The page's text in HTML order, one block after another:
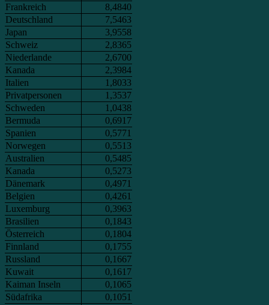
Frankreich
8,4840
Deutschland
7,5463
Japan
3,9558
Schweiz
2,8365
Niederlande
2,6700
Kanada
2,3984
Italien
1,8033
Privatpersonen
1,3537
Schweden
1,0438
Bermuda
0,6917
Spanien
0,5771
Norwegen
0,5513
Australien
0,5485
Kanada
0,5273
Dänemark
0,4971
Belgien
0,4261
Luxemburg
0,3963
Brasilien
0,1843
Österreich
0,1804
Finnland
0,1755
Russland
0,1667
Kuwait
0,1617
Kaiman Inseln
0,1065
Südafrika
0,1051